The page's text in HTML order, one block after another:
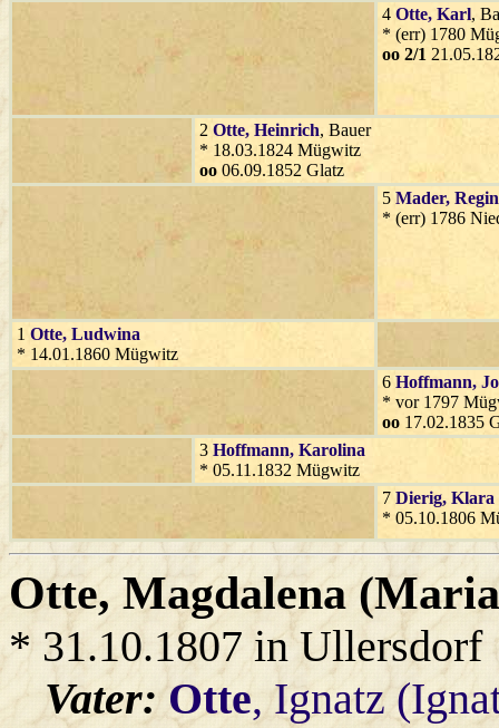
4 Otte, Karl,
* (err) 1780
oo 2/1
2 Otte, Heinrich, Bauer
* 18.03.1824 Mügwitz
oo 06.09.1852 Glatz
5 Mader,
* (err) 1786
1 Otte, Ludwina
* 14.01.1860 Mügwitz
6 Hoffmann,
* vor 1797
oo 17.02.1835
3 Hoffmann, Karolina
* 05.11.1832 Mügwitz
7 Dierig, Klara
* 05.10.1806
Otte, Magdalena
* 31.10.1807 in Ullersdorf
Vater:Otte, Ignatz